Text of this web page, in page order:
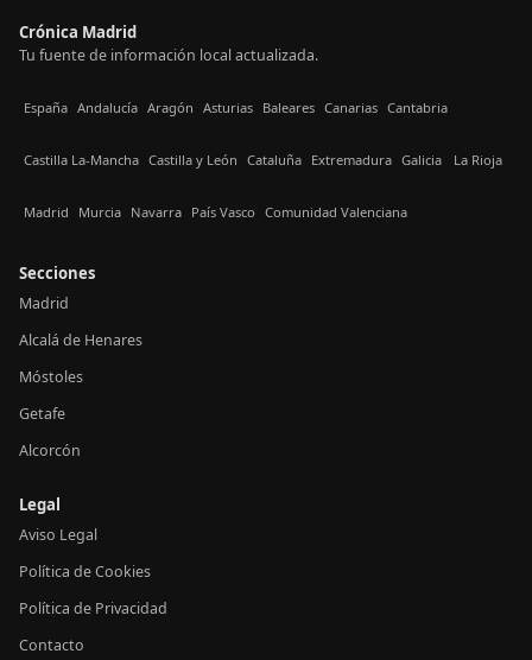
Crónica Madrid
Tu fuente de información local actualizada.
España Andalucía Aragón Asturias Baleares Canarias Cantabria
Castilla La-Mancha Castilla y León Cataluña Extremadura Galicia La Rioja
Madrid Murcia Navarra País Vasco Comunidad Valenciana
Secciones
Madrid
Alcalá de Henares
Móstoles
Getafe
Alcorcón
Legal
Aviso Legal
Política de Cookies
Política de Privacidad
Contacto